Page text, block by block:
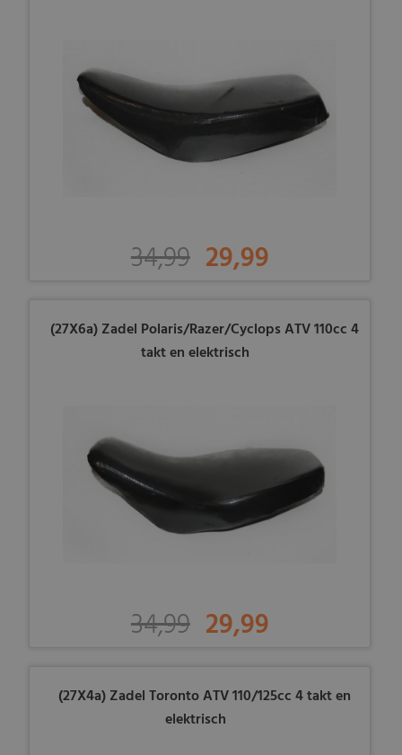
34,99 29,99
(27X6a) Zadel Polaris/Razer/Cyclops ATV 110cc 4
takt en elektrisch
34,99 29,99
(27X4a) Zadel Toronto ATV 110/125cc 4 takt en
elektrisch